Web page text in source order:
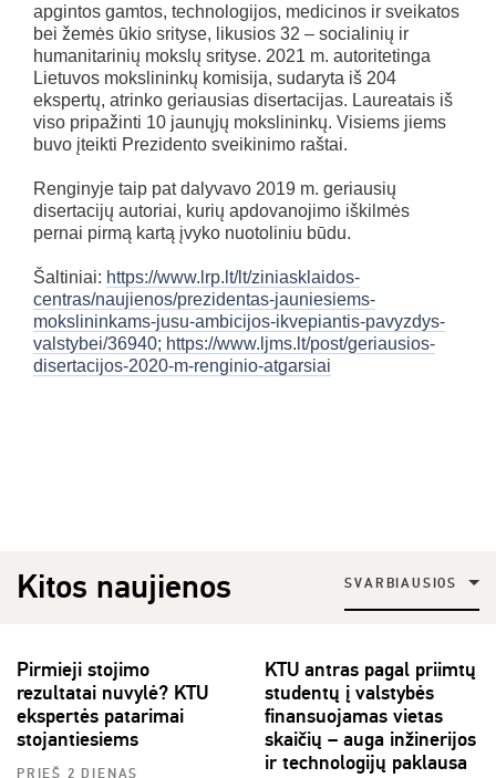
apgintos gamtos, technologijos, medicinos ir sveikatos
bei žemės ūkio srityse, likusios 32 – socialinių ir
humanitarinių mokslų srityse. 2021 m. autoritetinga
Lietuvos mokslininkų komisija, sudaryta iš 204
ekspertų, atrinko geriausias disertacijas. Laureatais iš
viso pripažinti 10 jaunųjų mokslininkų. Visiems jiems
buvo įteikti Prezidento sveikinimo raštai.
Renginyje taip pat dalyvavo 2019 m. geriausių
disertacijų autoriai, kurių apdovanojimo iškilmės
pernai pirmą kartą įvyko nuotoliniu būdu.
Šaltiniai: https://www.lrp.lt/lt/ziniasklaidos-
centras/naujienos/prezidentas-jauniesiems-
mokslininkams-jusu-ambicijos-ikvepiantis-pavyzdys-
valstybei/36940; https://www.ljms.lt/post/geriausios-
disertacijos-2020-m-renginio-atgarsiai
Kitos naujienos SVARBIAUSIOS
Pirmieji stojimo
rezultatai nuvylė? KTU
ekspertės patarimai
stojantiesiems
PRIEŠ 2 DIENAS
KTU antras pagal priimtų
studentų į valstybės
finansuojamas vietas
skaičių – auga inžinerijos
ir technologijų paklausa